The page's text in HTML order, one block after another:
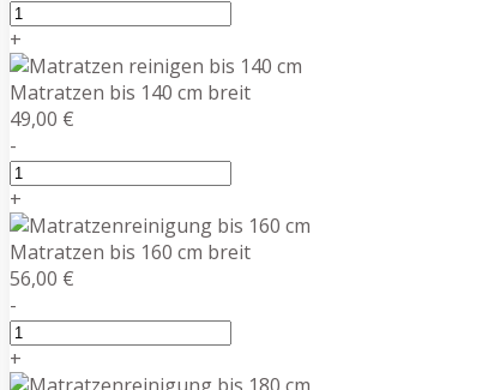
+
Matratzen bis 140 cm breit
49,00 €
-
+
Matratzen bis 160 cm breit
56,00 €
-
+